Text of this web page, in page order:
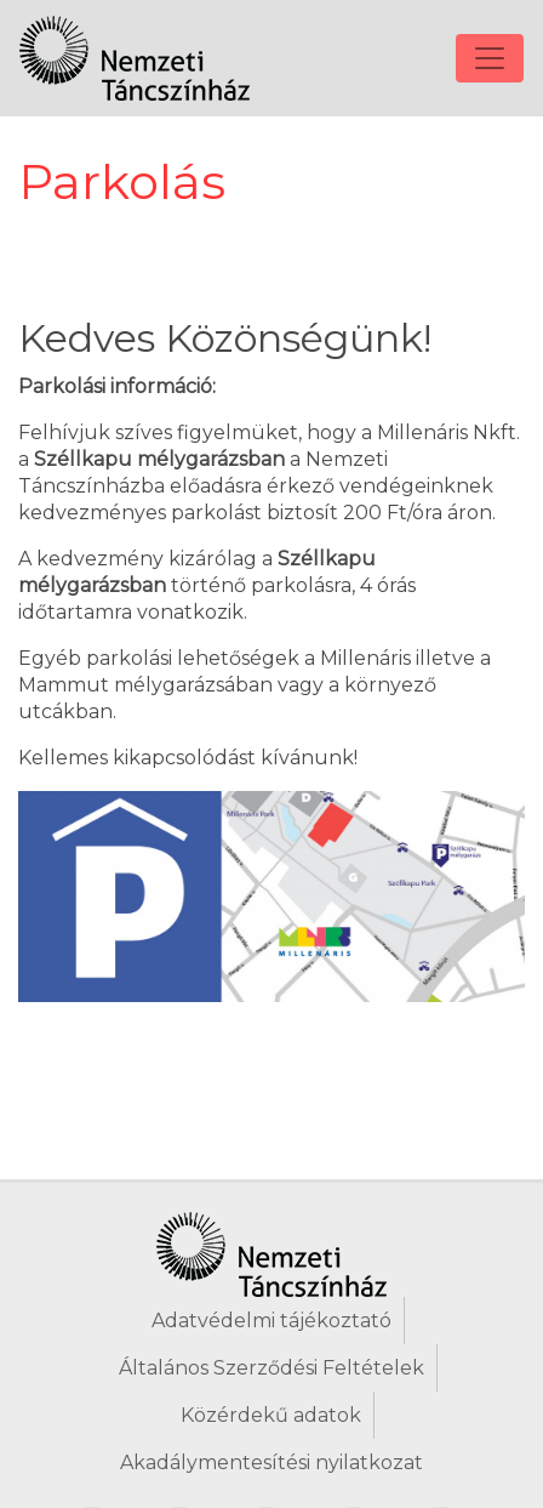
Parkolás
Kedves Közönségünk!
Parkolási információ:
Felhívjuk szíves figyelmüket, hogy a Millenáris Nkft.
a Széllkapu mélygarázsban a Nemzeti
Táncszínházba előadásra érkező vendégeinknek
kedvezményes parkolást biztosít 200 Ft/óra áron.
A kedvezmény kizárólag a Széllkapu
mélygarázsban történő parkolásra, 4 órás
időtartamra vonatkozik.
Egyéb parkolási lehetőségek a Millenáris illetve a
Mammut mélygarázsában vagy a környező
utcákban.
Kellemes kikapcsolódást kívánunk!
Adatvédelmi tájékoztató
Általános Szerződési Feltételek
Közérdekű adatok
Akadálymentesítési nyilatkozat